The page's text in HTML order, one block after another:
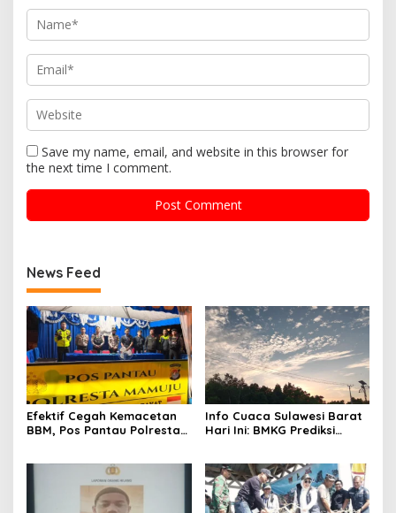
Save my name, email, and website in this browser for
the next time I comment.
News Feed
Efektif Cegah Kemacetan
BBM, Pos Pantau Polresta
Info Cuaca Sulawesi Barat
Hari Ini: BMKG Prediksi